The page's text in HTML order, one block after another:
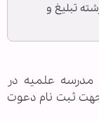
تبلیغ و
مدرسه علمیه در
جهت ثبت نام دعوت